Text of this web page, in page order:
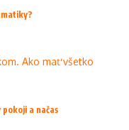
a načas